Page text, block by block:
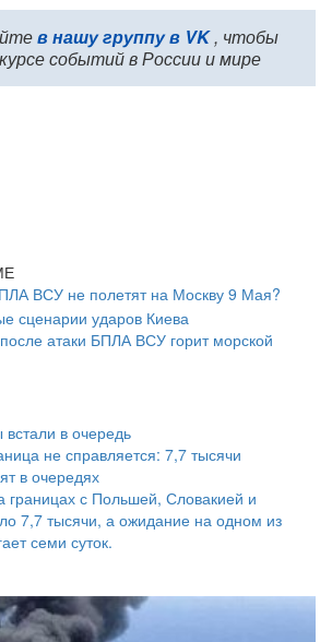
в нашу группу в VK, чтобы
событий в России и мире
ВСУ не полетят на Москву 9 Мая?
сценарии ударов Киева
атаки БПЛА ВСУ горит морской
не справляется: 7,7 тысячи
в очередях
границах с Польшей, Словакией и
7,7 тысячи, а ожидание на одном из
семи суток.